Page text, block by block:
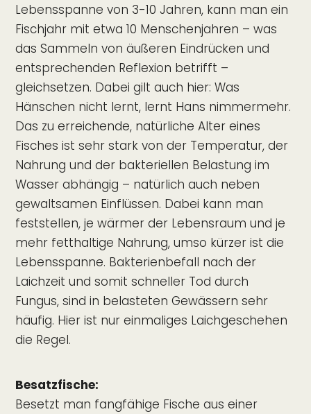
Lebensspanne von 3-10 Jahren, kann man ein
Fischjahr mit etwa 10 Menschenjahren – was
das Sammeln von äußeren Eindrücken und
entsprechenden Reflexion betrifft –
gleichsetzen. Dabei gilt auch hier: Was
Hänschen nicht lernt, lernt Hans nimmermehr.
Das zu erreichende, natürliche Alter eines
Fisches ist sehr stark von der Temperatur, der
Nahrung und der bakteriellen Belastung im
Wasser abhängig – natürlich auch neben
gewaltsamen Einflüssen. Dabei kann man
feststellen, je wärmer der Lebensraum und je
mehr fetthaltige Nahrung, umso kürzer ist die
Lebensspanne. Bakterienbefall nach der
Laichzeit und somit schneller Tod durch
Fungus, sind in belasteten Gewässern sehr
häufig. Hier ist nur einmaliges Laichgeschehen
die Regel.
Besatzfische:
Besetzt man fangfähige Fische aus einer